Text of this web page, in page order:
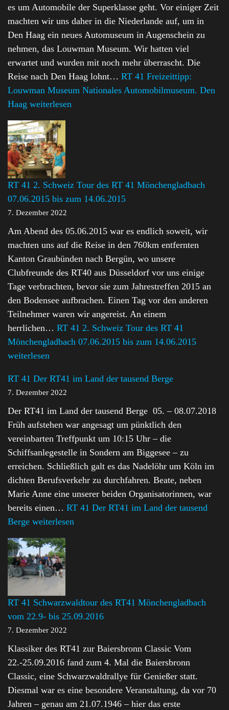
es um Automobile der Superklasse geht. Vor einiger Zeit
machten wir uns daher in die Niederlande auf, um in
Den Haag ein neues Automuseum in Augenschein zu
nehmen, das Louwman Museum. Wir hatten viel
erwartet und wurden mit noch mehr überrascht. Die
Reise nach Den Haag lohnt… RT 41 Freizeittipp:
Louwman Museum Nationales Automobilmuseum. Den
Haag weiterlesen
RT 41 2. Schweiz Tour des RT 41 Mönchengladbach
07.06.2015 bis zum 14.06.2015
7. Dezember 2022
Am Abend des 05.06.2015 war es endlich soweit, wir
machten uns auf die Reise in den 760km entfernten
Kanton Graubünden nach Bergün, wo unsere
Clubfreunde des RT40 aus Düsseldorf vor uns einige
Tage verbrachten, bevor sie zum Jahrestreffen 2015 an
den Bodensee aufbrachen. Einen Tag vor den anderen
Teilnehmer waren wir angereist. An einem
herrlichen… RT 41 2. Schweiz Tour des RT 41
Mönchengladbach 07.06.2015 bis zum 14.06.2015
weiterlesen
RT 41 Der RT41 im Land der tausend Berge
7. Dezember 2022
Der RT41 im Land der tausend Berge 05. – 08.07.2018
Früh aufstehen war angesagt um pünktlich den
vereinbarten Treffpunkt um 10:15 Uhr – die
Schiffsanlegestelle in Sondern am Biggesee – zu
erreichen. Schließlich galt es das Nadelöhr um Köln im
dichten Berufsverkehr zu durchfahren. Beate, neben
Marie Anne eine unserer beiden Organisatorinnen, war
bereits einen… RT 41 Der RT41 im Land der tausend
Berge weiterlesen
RT 41 Schwarzwaldtour des RT41 Mönchengladbach
vom 22.9- bis 25.09.2016
7. Dezember 2022
Klassiker des RT41 zur Baiersbronn Classic Vom
22.-25.09.2016 fand zum 4. Mal die Baiersbronn
Classic, eine Schwarzwaldrallye für Genießer statt.
Diesmal war es eine besondere Veranstaltung, da vor 70
Jahren – genau am 21.07.1946 – hier das erste